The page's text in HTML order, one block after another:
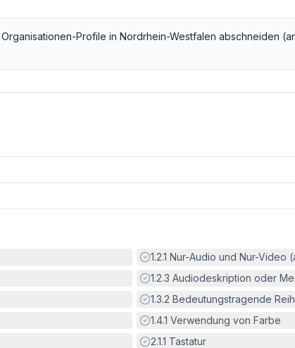
-Profile in Nordrhein-Westfalen abschneiden
Erfüllt:
1.2.1 Nur-Audio und Nur-Video
Erfüllt:
1.2.3 Audiodeskription oder
Erfüllt:
1.3.2 Bedeutungstragende
Erfüllt:
1.4.1 Verwendung von Farbe
Erfüllt:
2.1.1 Tastatur